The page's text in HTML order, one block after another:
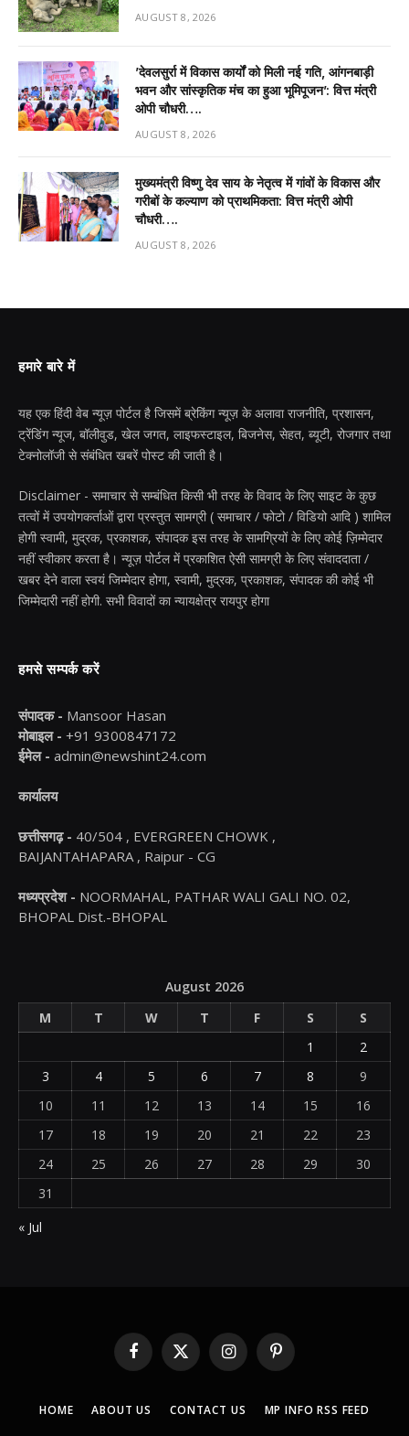
AUGUST 8, 2026
’देवलसुर्रा में विकास कार्यों को मिली नई गति, आंगनबाड़ी
भवन और सांस्कृतिक मंच का हुआ भूमिपूजन’: वित्त मंत्री
ओपी चौधरी….
AUGUST 8, 2026
मुख्यमंत्री विष्णु देव साय के नेतृत्व में गांवों के विकास और
गरीबों के कल्याण को प्राथमिकता: वित्त मंत्री ओपी
चौधरी….
AUGUST 8, 2026
हमारे बारे में
यह एक हिंदी वेब न्यूज़ पोर्टल है जिसमें ब्रेकिंग न्यूज़ के अलावा राजनीति, प्रशासन,
ट्रेंडिंग न्यूज, बॉलीवुड, खेल जगत, लाइफस्टाइल, बिजनेस, सेहत, ब्यूटी, रोजगार तथा
टेक्नोलॉजी से संबंधित खबरें पोस्ट की जाती है।
Disclaimer - समाचार से सम्बंधित किसी भी तरह के विवाद के लिए साइट के कुछ
तत्वों में उपयोगकर्ताओं द्वारा प्रस्तुत सामग्री ( समाचार / फोटो / विडियो आदि ) शामिल
होगी स्वामी, मुद्रक, प्रकाशक, संपादक इस तरह के सामग्रियों के लिए कोई ज़िम्मेदार
नहीं स्वीकार करता है। न्यूज़ पोर्टल में प्रकाशित ऐसी सामग्री के लिए संवाददाता /
खबर देने वाला स्वयं जिम्मेदार होगा, स्वामी, मुद्रक, प्रकाशक, संपादक की कोई भी
जिम्मेदारी नहीं होगी. सभी विवादों का न्यायक्षेत्र रायपुर होगा
हमसे सम्पर्क करें
संपादक - Mansoor Hasan
मोबाइल - +91 9300847172
ईमेल - admin@newshint24.com
कार्यालय
छत्तीसगढ़ - 40/504 , EVERGREEN CHOWK ,
BAIJANTAHAPARA , Raipur - CG
मध्यप्रदेश - NOORMAHAL, PATHAR WALI GALI NO. 02,
BHOPAL Dist.-BHOPAL
August 2026
M
T W T F S
S
1
2
3
4 5 6 7 8
9
10
11 12 13 14 15
16
17
18 19 20 21 22
23
24
25 26 27 28 29
30
31
« Jul
Facebook
X
(Twitter)
InstagramPinterest
HOME ABOUT US CONTACT US MP INFO RSS FEED